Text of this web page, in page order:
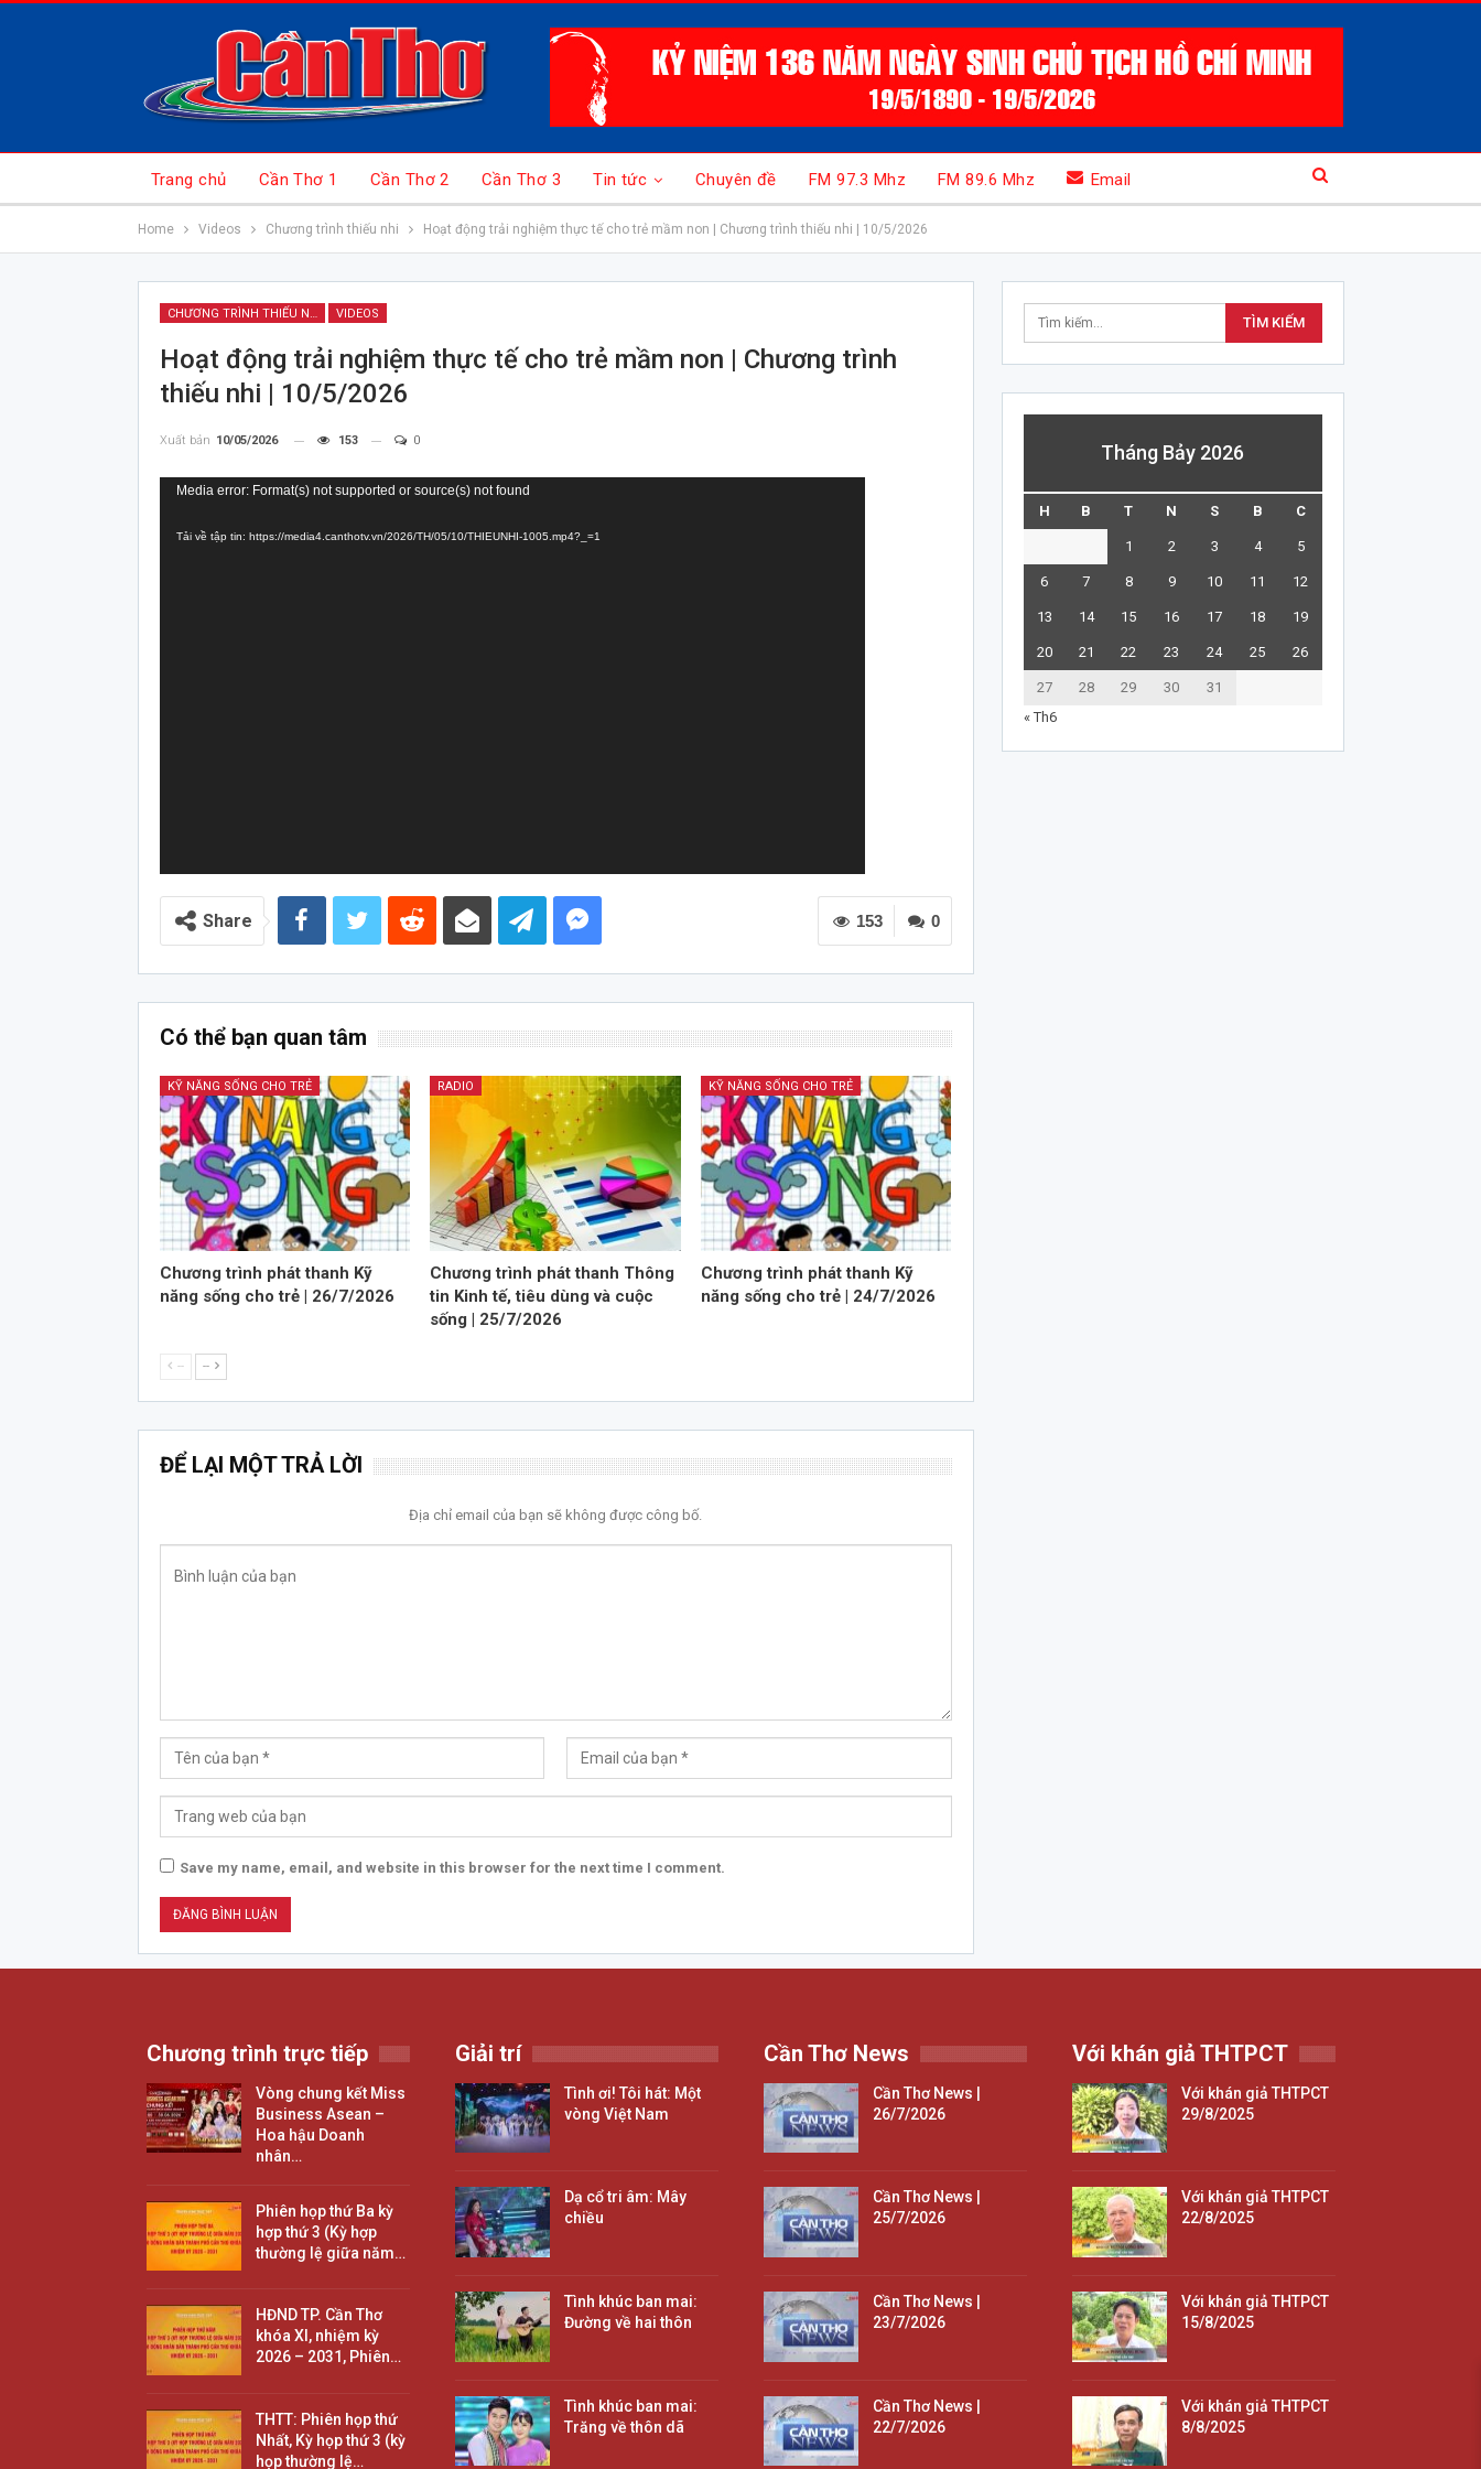
Trang chủ Cần Thơ 1 Cần Thơ 2 Cần Thơ 3 Tin tức Chuyên đề FM 97.3 Mhz FM 89.6 Mhz Email
Home Videos Chương trình thiếu nhi Hoạt động trải nghiệm thực tế cho trẻ mầm non | Chương trình thiếu nhi | 10/5/2026
CHƯƠNG TRÌNH THIẾU NHI VIDEOS
Hoạt động trải nghiệm thực tế cho trẻ mầm non | Chương trình
thiếu nhi | 10/5/2026
Xuất bản 10/05/2026 153 0
Trình
Video
Media error: Format(s) not supported or source(s) not found
Tải về tập tin: https://media4.canthotv.vn/2026/TH/05/10/THIEUNHI-1005.mp4?_=1
0
153
Share
Có thể bạn quan tâm
KỸ NĂNG SỐNG CHO TRẺ
Chương trình phát thanh Kỹ
năng sống cho trẻ | 26/7/2026
RADIO
Chương trình phát thanh Thông
tin Kinh tế, tiêu dùng và cuộc
sống | 25/7/2026
KỸ NĂNG SỐNG CHO TRẺ
Chương trình phát thanh Kỹ
năng sống cho trẻ | 24/7/2026
-- --
ĐỂ LẠI MỘT TRẢ LỜI
Địa chỉ email của bạn sẽ không được công bố.
Save my name, email, and website in this browser for the next time I comment.
Tháng Bảy 2026
H B T N S B C
1 2 3 4 5
6 7 8 9 10 11 12
13 14 15 16 17 18 19
20 21 22 23 24 25 26
27 28 29 30
31
« Th6
Chương trình trực tiếp
Vòng chung kết Miss
Business Asean –
Hoa hậu Doanh
nhân…
Phiên họp thứ Ba kỳ
hợp thứ 3 (Kỳ hợp
thường lệ giữa năm…
HĐND TP. Cần Thơ
khóa XI, nhiệm kỳ
2026 – 2031, Phiên…
THTT: Phiên họp thứ
Nhất, Kỳ họp thứ 3 (kỳ
họp thường lệ…
Giải trí
Tình ơi! Tôi hát: Một
vòng Việt Nam
Dạ cổ tri âm: Mây
chiều
Tình khúc ban mai:
Đường về hai thôn
Tình khúc ban mai:
Trăng về thôn dã
Cần Thơ News
Cần Thơ News |
26/7/2026
Cần Thơ News |
25/7/2026
Cần Thơ News |
23/7/2026
Cần Thơ News |
22/7/2026
Với khán giả THTPCT
Với khán giả THTPCT
29/8/2025
Với khán giả THTPCT
22/8/2025
Với khán giả THTPCT
15/8/2025
Với khán giả THTPCT
8/8/2025